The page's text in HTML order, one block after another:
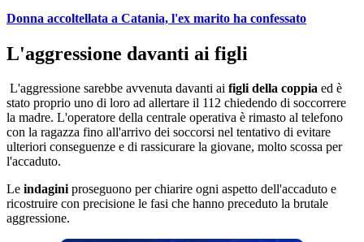
Donna accoltellata a Catania, l'ex marito ha confessato
L'aggressione davanti ai figli
L'aggressione sarebbe avvenuta davanti ai figli della coppia ed è
stato proprio uno di loro ad allertare il 112 chiedendo di soccorrere
la madre. L'operatore della centrale operativa è rimasto al telefono
con la ragazza fino all'arrivo dei soccorsi nel tentativo di evitare
ulteriori conseguenze e di rassicurare la giovane, molto scossa per
l'accaduto.
Le indagini proseguono per chiarire ogni aspetto dell'accaduto e
ricostruire con precisione le fasi che hanno preceduto la brutale
aggressione.